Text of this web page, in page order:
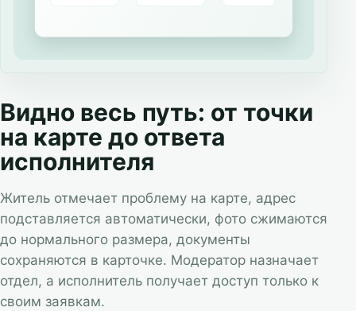
Видно весь путь: от точки
на карте до ответа
исполнителя
Житель отмечает проблему на карте, адрес
подставляется автоматически, фото сжимаются
до нормального размера, документы
сохраняются в карточке. Модератор назначает
отдел, а исполнитель получает доступ только к
своим заявкам.